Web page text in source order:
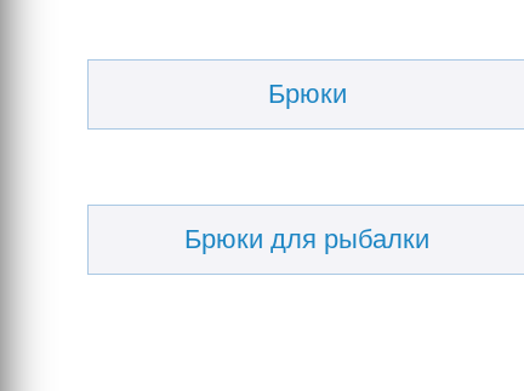
Брюки
Брюки для рыбалки